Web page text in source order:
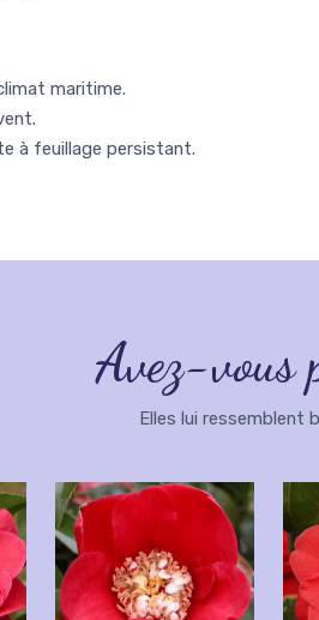
maritime.
à feuillage persistant.
Avez-vous
Elles lui ressemblent